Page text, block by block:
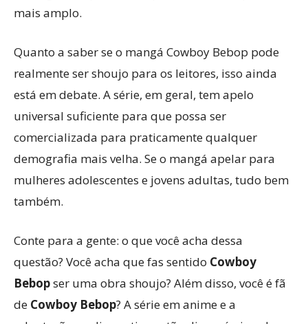
mais amplo.
Quanto a saber se o mangá Cowboy Bebop pode
realmente ser shoujo para os leitores, isso ainda
está em debate. A série, em geral, tem apelo
universal suficiente para que possa ser
comercializada para praticamente qualquer
demografia mais velha. Se o mangá apelar para
mulheres adolescentes e jovens adultas, tudo bem
também.
Conte para a gente: o que você acha dessa
questão? Você acha que fas sentido Cowboy
Bebopser uma obra shoujo? Além disso, você é fã
de Cowboy Bebop? A série em anime e a